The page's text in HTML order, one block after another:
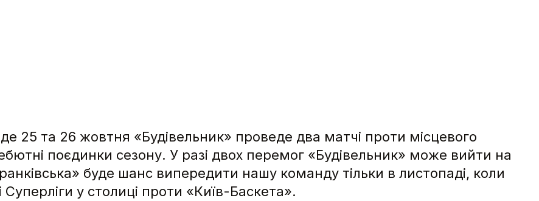
25 та 26 жовтня «Будівельник» проведе два матчі проти місцевого
поєдинки сезону. У разі двох перемог «Будівельник» може вийти на
буде шанс випередити нашу команду тільки в листопаді, коли
у столиці проти «Київ-Баскета».